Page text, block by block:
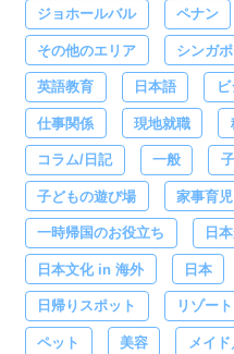
ジョホールバル ペナン
その他のエリア シンガ
英語教育 日本語
仕事関係 現地就職
コラム/日記 一般
子どもの遊び場 家事育児
一時帰国のお役立ち 日
日本文化 in 海外 日本
日帰りスポット リゾート
ペット 美容 メイ